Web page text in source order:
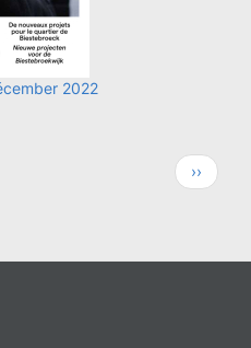
2022
pagina
››